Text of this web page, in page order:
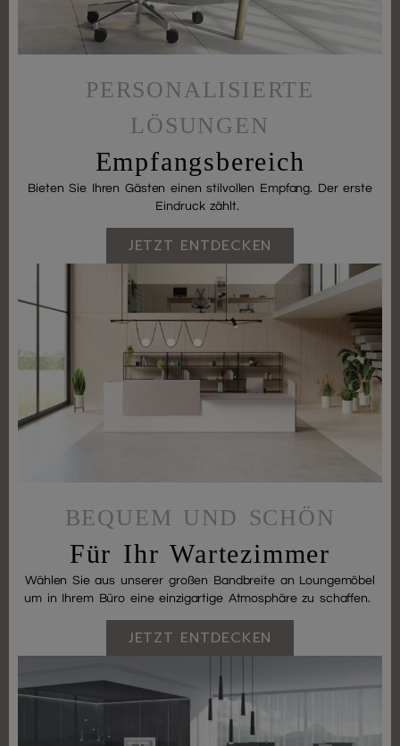
PERSONALISIERTE
LÖSUNGEN
Empfangsbereich
Bieten Sie Ihren Gästen einen stilvollen Empfang. Der erste
Eindruck zählt.
JETZT ENTDECKEN
BEQUEM UND SCHÖN
Für Ihr Wartezimmer
Wählen Sie aus unserer großen Bandbreite an Loungemöbel
um in Ihrem Büro eine einzigartige Atmosphäre zu schaffen.
JETZT ENTDECKEN